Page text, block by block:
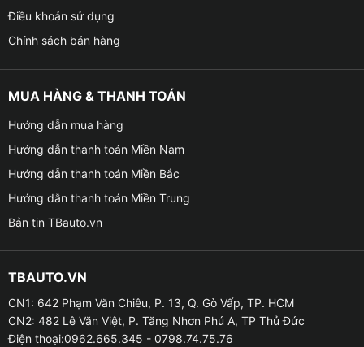
☪ Thiết bị không làm thay đổi thiết kế ban đầu của
cửa kính và gương chiếu hậu.
Điều khoản sử dụng
Chính sách bán hàng
MUA HÀNG & THANH TOÁN
Hướng dẫn mua hàng
Hướng dẫn thanh toán Miền Nam
Hướng dẫn thanh toán Miền Bắc
Hướng dẫn thanh toán Miền Trung
Bản tin TBauto.vn
TBAUTO.VN
CN1: 642 Phạm Văn Chiêu, P. 13, Q. Gò Vấp, TP. HCM
CN2: 482 Lê Văn Việt, P. Tăng Nhơn Phú A, TP Thủ Đức
Điện thoại:0962.665.345 - 0798.74.75.76